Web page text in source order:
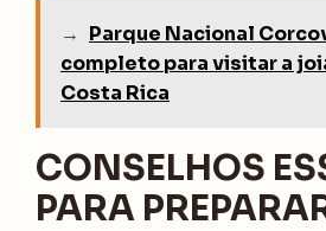
→ Parque Nacional
completo para visitar a
Costa Rica
CONSELHOS
PARA